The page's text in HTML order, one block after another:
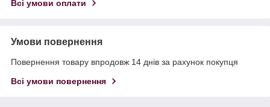
Всі умови оплати
Умови повернення
Повернення товару впродовж 14 днів за рахунок покупця
Всі умови повернення